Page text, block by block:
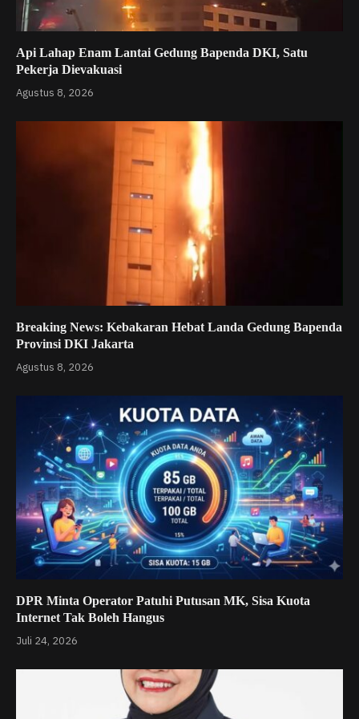
Api Lahap Enam Lantai Gedung Bapenda DKI, Satu
Pekerja Dievakuasi
Agustus 8, 2026
Breaking News: Kebakaran Hebat Landa Gedung Bapenda
Provinsi DKI Jakarta
Agustus 8, 2026
DPR Minta Operator Patuhi Putusan MK, Sisa Kuota
Internet Tak Boleh Hangus
Juli 24, 2026